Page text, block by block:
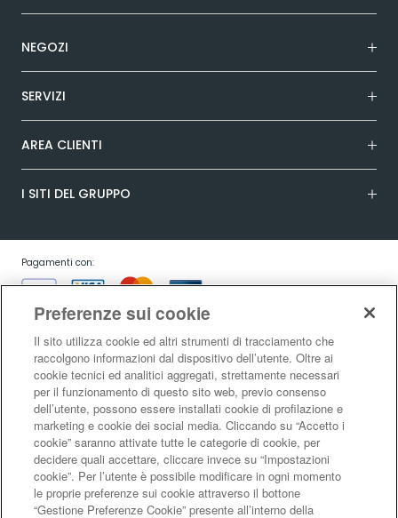
NEGOZI
SERVIZI
AREA CLIENTI
I SITI DEL GRUPPO
Pagamenti con:
Garanzia:
Condizioni generali di vendita |Condizioni d’uso del sito|Informativa sulla
risoluzione alternativa controversie consumatori - ADR/ODR
Informativa
sulla privacy |Informativa sulla garanzia legale di conformità|Informativa
sul diritto di recesso| Informativa sul RAEE|Informativa sui cookie
di Autoregolamentazione Netcomm |Netcomm Spazio Consumatori
Preferenze sui cookie
Il sito utilizza cookie ed altri strumenti di tracciamento che
raccolgono informazioni dal dispositivo dell’utente. Oltre ai
cookie tecnici ed analitici aggregati, strettamente necessari
per il funzionamento di questo sito web, previo consenso
dell’utente, possono essere installati cookie di profilazione e
marketing e cookie dei social media. Cliccando su “Accetto i
cookie” saranno attivate tutte le categorie di cookie, per
decidere quali accettare, cliccare invece su “Impostazioni
cookie”. Per l’utente è possibile modificare in ogni momento
le proprie preferenze sui cookie attraverso il bottone
“Gestione Preferenze Cookie” presente all’interno della